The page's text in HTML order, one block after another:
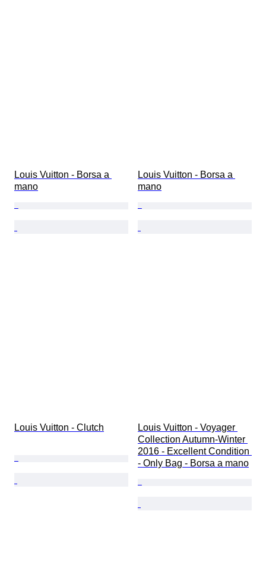
Louis Vuitton - Borsa a
mano
Louis Vuitton - Borsa a
mano
Louis Vuitton - Clutch
Louis Vuitton - Voyager
Collection Autumn-Winter
2016 - Excellent Condition
- Only Bag - Borsa a mano